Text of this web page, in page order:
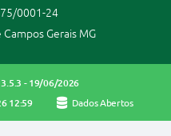
0001-24
Gerais MG
3.5.3 - 19/06/2026
12:59 Dados Abertos